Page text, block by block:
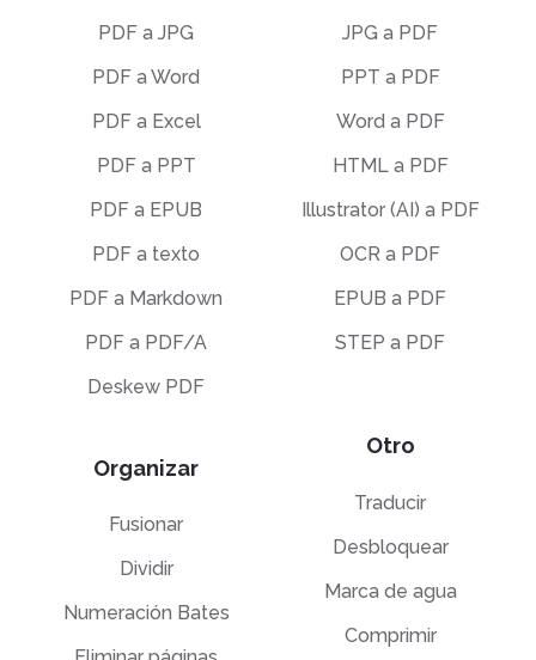
PDF a JPG
PDF a Word
PDF a Excel
PDF a PPT
PDF a EPUB
PDF a texto
PDF a Markdown
PDF a PDF/A
Deskew PDF
Organizar
Fusionar
Dividir
Numeración Bates
JPG a PDF
PPT a PDF
Word a PDF
HTML a PDF
Illustrator (AI) a PDF
OCR a PDF
EPUB a PDF
STEP a PDF
Otro
Traducir
Desbloquear
Marca de agua
Comprimir